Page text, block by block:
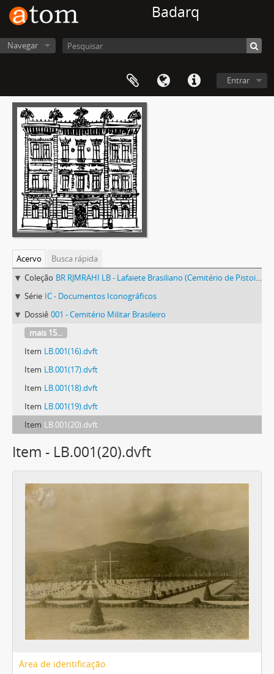
Badarq
Navegar
Entrar
Acervo
Busca rápida
Coleção BR RJMRAHI LB - Lafaiete Brasiliano (Cemitério de Pistoia)
Série IC - Documentos Iconográficos
Dossiê 001 - Cemitério Militar Brasileiro
mais 15...
Item LB.001(16).dvft
Item LB.001(17).dvft
Item LB.001(18).dvft
Item LB.001(19).dvft
Item LB.001(20).dvft
Item - LB.001(20).dvft
Área de identificação